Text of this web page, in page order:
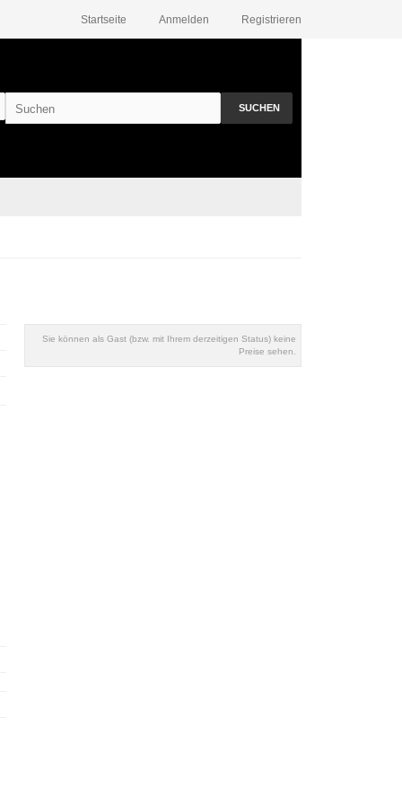
Registrieren
Anmelden
Startseite
SUCHEN
Sie können als Gast (bzw. mit Ihrem derzeitigen Status) keine
Preise sehen.